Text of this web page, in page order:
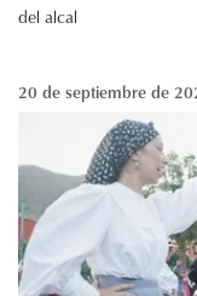
del alcal
20 de septiembre de